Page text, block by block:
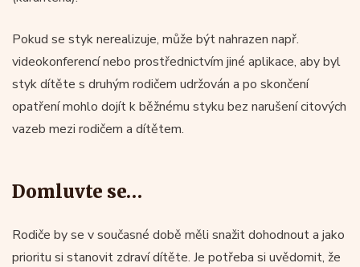
Pokud se styk nerealizuje, může být nahrazen např.
videokonferencí nebo prostřednictvím jiné aplikace, aby byl
styk dítěte s druhým rodičem udržován a po skončení
opatření mohlo dojít k běžnému styku bez narušení citových
vazeb mezi rodičem a dítětem.
Domluvte se…
Rodiče by se v současné době měli snažit dohodnout a jako
prioritu si stanovit zdraví dítěte. Je potřeba si uvědomit, že